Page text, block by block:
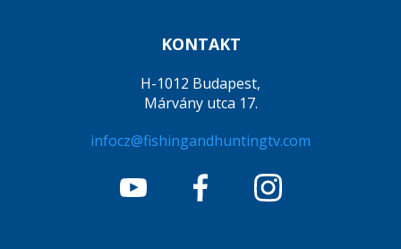
KONTAKT
H-1012 Budapest,
Márvány utca 17.
infocz@fishingandhuntingtv.com